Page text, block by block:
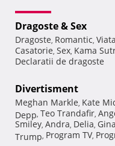
Dragoste & Sex
Dragoste, Romantic,
Casatorie, Sex, Kama
Declaratii de dragoste
Divertisment
Meghan Markle, Kate
Depp, Teo Trandafir,
Smiley, Andra, Delia,
Trump, Program TV,